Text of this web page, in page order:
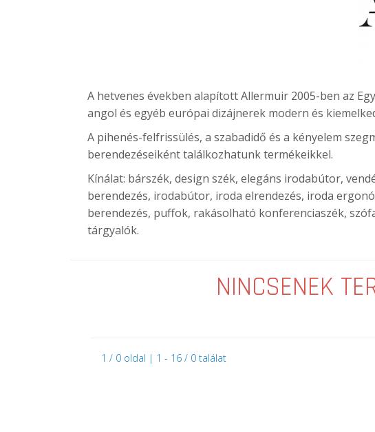
A hetvenes években alapított Allermuir 2005-ben az
angol és egyéb európai dizájnerek modern és
A pihenés-felfrissülés, a szabadidő és a kényelem
berendezéseiként találkozhatunk termékeikkel.
Kínálat: bárszék, design szék, elegáns irodabútor,
berendezés, irodabútor, iroda elrendezés, iroda
berendezés, puffok, rakásolható konferenciaszék,
tárgyalók.
NINCSENEK
1 / 0 oldal | 1 - 16 / 0 találat